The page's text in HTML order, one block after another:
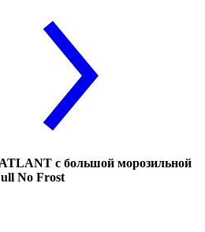
с большой морозильной
No Frost